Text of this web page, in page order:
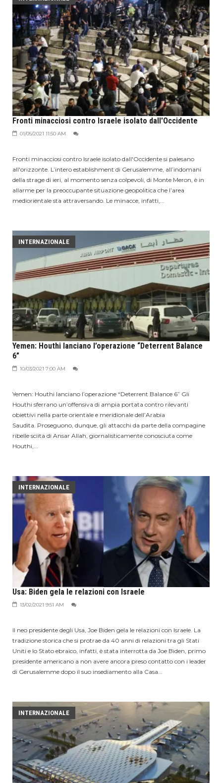
Fronti minacciosi contro Israele isolato dall'Occidente
01/05/2021 11:50 AM
Fronti minacciosi contro Israele isolato dall'Occidente si palesano
all'orizzonte. L’intero establishment di Gerusalemme, all’indomani
della strage di ieri, al momento senza colpevoli, di Monte Meron, è in
allarme per la preoccupante situazione geopolitica che l’area
mediorientale sta attraversando. Le minacce, infatti,...
INTERNAZIONALE
Yemen: Houthi lanciano l’operazione “Deterrent Balance
6”
10/03/2021 7:00 AM
Yemen: Houthi lanciano l’operazione “Deterrent Balance 6” Gli
Houthi sferrano un’offensiva di ampia portata contro rilevanti
obiettivi nella parte orientale e meridionale dell’Arabia
Saudita. Proseguono, dunque, gli attacchi da parte della compagine
ribelle sciita di Ansar Allah, giornalisticamente conosciuta come
Houthi,...
INTERNAZIONALE
Usa: Biden gela le relazioni con Israele
13/02/2021 9:51 AM
Il neo presidente degli Usa, Joe Biden gela le relazioni con Israele. La
tradizione storica che si protrae da 40 anni di relazioni tra gli Stati
Uniti e lo Stato ebraico, infatti, è stata interrotta da Joe Biden, primo
presidente americano a non avere ancora preso contatto con i leader
di Gerusalemme dopo il suo insediamento alla Casa...
INTERNAZIONALE